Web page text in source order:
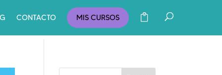
CONTACTO MIS CURSOS